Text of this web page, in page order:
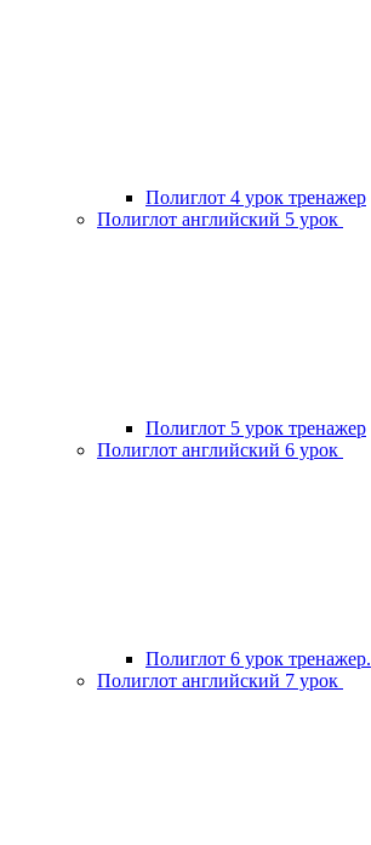
Полиглот 4 урок тренажер
Полиглот английский 5 урок
Полиглот 5 урок тренажер
Полиглот английский 6 урок
Полиглот 6 урок тренажер.
Полиглот английский 7 урок